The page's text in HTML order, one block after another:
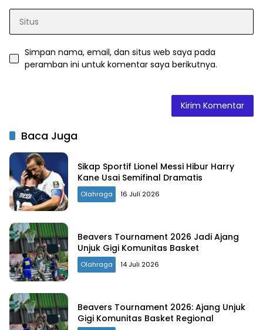
Simpan nama, email, dan situs web saya pada
peramban ini untuk komentar saya berikutnya.
Baca Juga
Sikap Sportif Lionel Messi Hibur Harry
Kane Usai Semifinal Dramatis
Olahraga 16 Juli 2026
Beavers Tournament 2026 Jadi Ajang
Unjuk Gigi Komunitas Basket
Olahraga 14 Juli 2026
Beavers Tournament 2026: Ajang Unjuk
Gigi Komunitas Basket Regional